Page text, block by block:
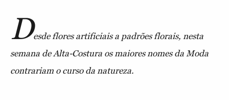
Desde flores artificiais a padrões florais, nesta
semana de Alta-Costura os maiores nomes da Moda
contrariam o curso da natureza.